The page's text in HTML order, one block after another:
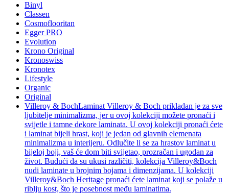
Binyl
Classen
Cosmoflooritan
Egger PRO
Evolution
Krono Original
Kronoswiss
Kronotex
Lifestyle
Organic
Original
Villeroy & BochLaminat Villeroy & Boch prikladan je za sve
ljubitelje minimalizma, jer u ovoj kolekciji možete pronaći i
svijetle i tamne dekore laminata. U ovoj kolekciji pronaći ćete
i laminat bijeli hrast, koji je jedan od glavnih elemenata
minimalizma u interijeru. Odlučite li se za hrastov laminat u
bijeloj boji, vaš će dom biti svijetao, prozračan i ugodan za
život. Budući da su ukusi različiti, kolekcija Villeroy&Boch
nudi laminate u brojnim bojama i dimenzijama. U kolekciji
Villeroy&Boch Heritage pronaći ćete laminat koji se polaže u
riblju kost, što je posebnost među laminatima.